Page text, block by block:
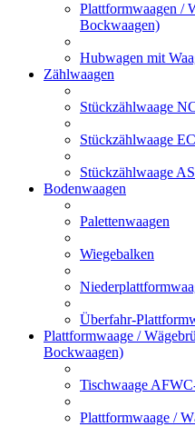
Plattformwaagen /
Bockwaagen)
Hubwagen mit
Zählwaagen
Stückzählwaage
Stückzählwaage
Stückzählwaage
Bodenwaagen
Palettenwaagen
Wiegebalken
Überfahr-
Plattformwaage /
Bockwaagen)
Tischwaage
Plattformwaage /